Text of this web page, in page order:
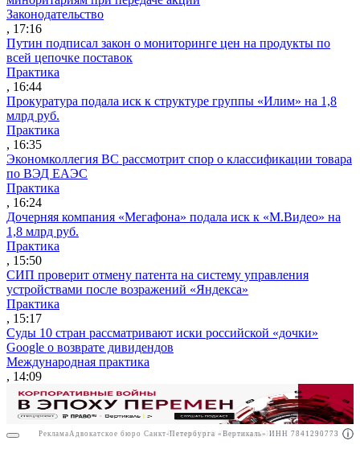
РекламаООО "Право.ру" ИНН: 7704835288
Законодательство
, 17:16
Путин подписал закон о мониторинге цен на продукты по
всей цепочке поставок
Практика
, 16:44
Прокуратура подала иск к структуре группы «Илим» на 1,8
млрд руб.
Практика
, 16:35
Экономколлегия ВС рассмотрит спор о классификации товара
по ВЭД ЕАЭС
Практика
, 16:24
Дочерняя компания «Мегафона» подала иск к «М.Видео» на
1,8 млрд руб.
Практика
, 15:50
СИП проверит отмену патента на систему управления
устройствами после возражений «Яндекса»
Практика
, 15:17
Суды 10 стран рассматривают иски российской «дочки»
Google о возврате дивидендов
Международная практика
, 14:09
Реклама Адвокатское бюро Санкт-Петербурга «Вертикаль» ИНН 7841290773